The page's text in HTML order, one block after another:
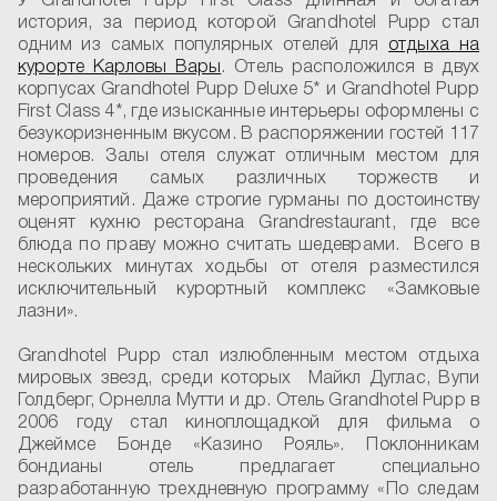
история, за период которой Grandhotel Pupp стал
одним из самых популярных отелей для отдыха на
курорте Карловы Вары . Отель расположился в двух
корпусах Grandhotel Pupp Deluxe 5* и Grandhotel Pupp
First Class 4*, где изысканные интерьеры оформлены с
безукоризненным вкусом. В распоряжении гостей 117
номеров. Залы отеля служат отличным местом для
проведения самых различных торжеств и
мероприятий. Даже строгие гурманы по достоинству
оценят кухню ресторана Grandrestaurant, где все
блюда по праву можно считать шедеврами. Всего в
нескольких минутах ходьбы от отеля разместился
исключительный курортный комплекс «Замковые
лазни».
Grandhotel Pupp стал излюбленным местом отдыха
мировых звезд, среди которых Майкл Дуглас, Вупи
Голдберг, Орнелла Мутти и др. Отель Grandhotel Pupp в
2006 году стал киноплощадкой для фильма о
Джеймсе Бонде «Казино Рояль». Поклонникам
бондианы отель предлагает специально
разработанную трехдневную программу «По следам